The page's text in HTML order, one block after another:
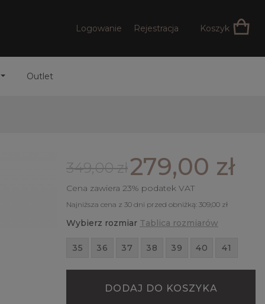
Logowanie Rejestracja Koszyk
Outlet
349,00 zł279,00 zł
Cena zawiera 23% podatek VAT
Najniższa cena z 30 dni przed obniżką: 309,00 zł
Wybierz rozmiar Tablica rozmiarów
35 36 37 38 39 40 41
DODAJ DO KOSZYKA